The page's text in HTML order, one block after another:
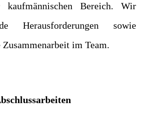
kaufmännischen Bereich. Wir
Herausforderungen sowie
im Team.